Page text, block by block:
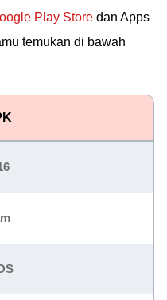
Play Store dan Apps
temukan di bawah